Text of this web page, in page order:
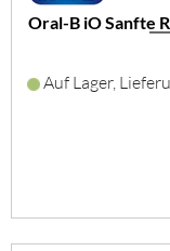
Oral-B iO Sanfte
Auf Lager,